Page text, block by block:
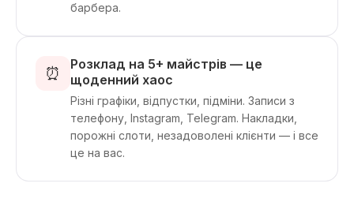
барбера.
⏰
Розклад на 5+ майстрів — це
щоденний хаос
Різні графіки, відпустки, підміни. Записи з
телефону, Instagram, Telegram. Накладки,
порожні слоти, незадоволені клієнти — і все
це на вас.